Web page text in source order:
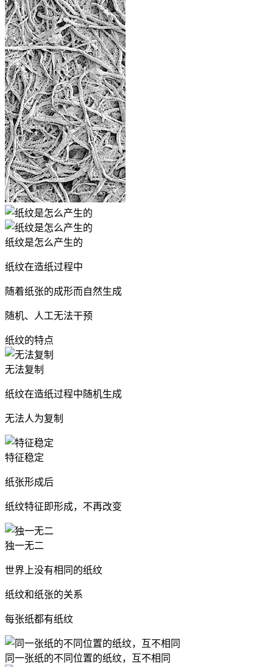
纸纹是怎么产生的
纸纹在造纸过程中
随着纸张的成形而自然生成
随机、人工无法干预
纸纹的特点
无法复制
纸纹在造纸过程中随机生成
无法人为复制
特征稳定
纸张形成后
纸纹特征即形成，不再改变
独一无二
世界上没有相同的纸纹
纸纹和纸张的关系
每张纸都有纸纹
同一张纸的不同位置的纸纹，互不相同